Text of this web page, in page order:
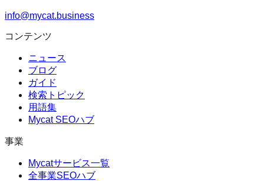
info@mycat.business
コンテンツ
ニュース
ブログ
ガイド
検索トピック
用語集
Mycat SEOハブ
事業
Mycatサービス一覧
全事業SEOハブ